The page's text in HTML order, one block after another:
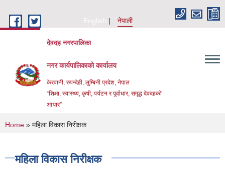
English
नेपाली
देवदह नगरपालिका
नगर कार्यपालिकाको कार्यालय
केरवानी, रुपन्देही, लुम्बिनी प्रदेश, नेपाल
“शिक्षा, स्वास्थ्य, कृषी, पर्यटन र पूर्वाधार, समृद्ध देवदहको
आधार”
You are here
Home » महिला विकास निरीक्षक
महिला विकास निरीक्षक